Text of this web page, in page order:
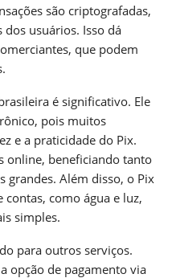
são criptografadas,
usuários. Isso dá
que podem
é significativo. Ele
pois muitos
e a praticidade do Pix.
online, beneficiando tanto
grandes. Além disso, o Pix
como água e luz,
simples.
para outros serviços.
opção de pagamento via